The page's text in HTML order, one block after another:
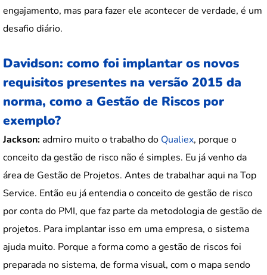
engajamento, mas para fazer ele acontecer de verdade, é um
desafio diário.
Davidson: como foi implantar os novos
requisitos presentes na versão 2015 da
norma, como a Gestão de Riscos por
exemplo?
Jackson:admiro muito o trabalho do Qualiex, porque o
conceito da gestão de risco não é simples. Eu já venho da
área de Gestão de Projetos. Antes de trabalhar aqui na Top
Service. Então eu já entendia o conceito de gestão de risco
por conta do PMI, que faz parte da metodologia de gestão de
projetos. Para implantar isso em uma empresa, o sistema
ajuda muito. Porque a forma como a gestão de riscos foi
preparada no sistema, de forma visual, com o mapa sendo